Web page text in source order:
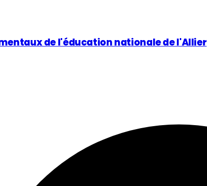
de l'éducation nationale de l'Allier